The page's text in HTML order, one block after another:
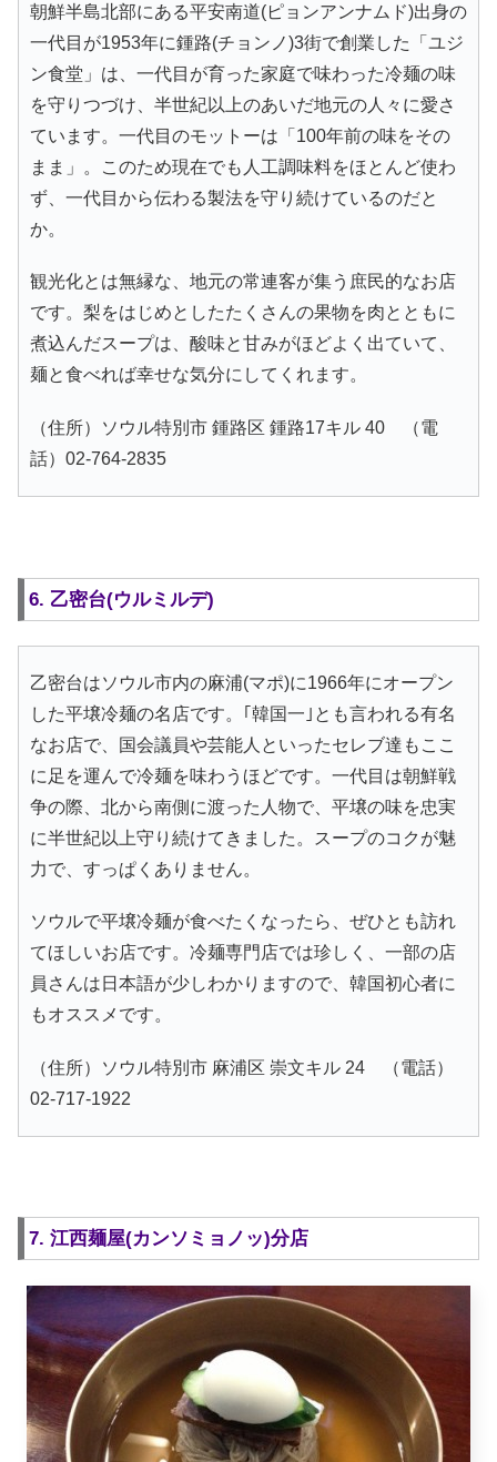
朝鮮半島北部にある平安南道(ピョンアンナムド)出身の
一代目が1953年に鍾路(チョンノ)3街で創業した「ユジ
ン食堂」は、一代目が育った家庭で味わった冷麺の味
を守りつづけ、半世紀以上のあいだ地元の人々に愛さ
ています。一代目のモットーは「100年前の味をその
まま」。このため現在でも人工調味料をほとんど使わ
ず、一代目から伝わる製法を守り続けているのだと
か。
観光化とは無縁な、地元の常連客が集う庶民的なお店
です。梨をはじめとしたたくさんの果物を肉とともに
煮込んだスープは、酸味と甘みがほどよく出ていて、
麺と食べれば幸せな気分にしてくれます。
（住所）ソウル特別市 鍾路区 鍾路17キル 40 （電
話）02-764-2835
6. 乙密台(ウルミルデ)
乙密台はソウル市内の麻浦(マポ)に1966年にオープン
した平壌冷麺の名店です。｢韓国一｣とも言われる有名
なお店で、国会議員や芸能人といったセレブ達もここ
に足を運んで冷麺を味わうほどです。一代目は朝鮮戦
争の際、北から南側に渡った人物で、平壌の味を忠実
に半世紀以上守り続けてきました。スープのコクが魅
力で、すっぱくありません。
ソウルで平壌冷麺が食べたくなったら、ぜひとも訪れ
てほしいお店です。冷麺専門店では珍しく、一部の店
員さんは日本語が少しわかりますので、韓国初心者に
もオススメです。
（住所）ソウル特別市 麻浦区 崇文キル 24 （電話）
02-717-1922
7. 江西麺屋(カンソミョノッ)分店